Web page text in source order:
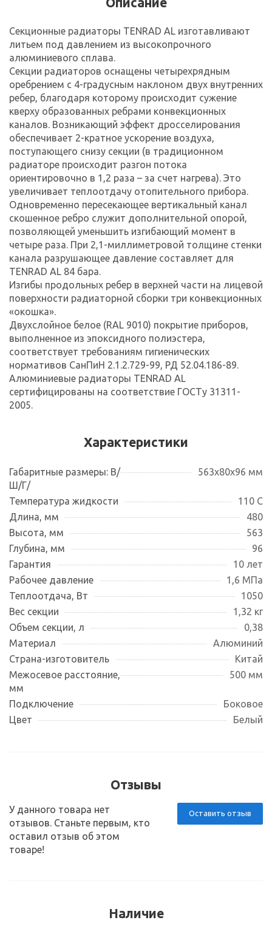
Секционные радиаторы TENRAD AL изготавливают
литьем под давлением из высокопрочного
алюминиевого сплава.
Секции радиаторов оснащены четырехрядным
оребрением c 4-градусным наклоном двух внутренних
ребер, благодаря которому происходит сужение
кверху образованных ребрами конвекционных
каналов. Возникающий эффект дросселирования
обеспечивает 2-кратное ускорение воздуха,
поступающего снизу секции (в традиционном
радиаторе происходит разгон потока
ориентировочно в 1,2 раза – за счет нагрева). Это
увеличивает теплоотдачу отопительного прибора.
Одновременно пересекающее вертикальный канал
скошенное ребро служит дополнительной опорой,
позволяющей уменьшить изгибающий момент в
четыре раза. При 2,1-миллиметровой толщине стенки
канала разрушающее давление составляет для
TENRAD AL 84 бара.
Изгибы продольных ребер в верхней части на лицевой
поверхности радиаторной сборки три конвекционных
«окошка».
Двухслойное белое (RAL 9010) покрытие приборов,
выполненное из эпоксидного полиэстера,
соответствует требованиям гигиенических
нормативов СанПиН 2.1.2.729-99, РД 52.04.186-89.
Алюминиевые радиаторы TENRAD AL
сертифицированы на соответствие ГОСТу 31311-
2005.
Характеристики
Габаритные размеры: В/
Ш/Г/
563x80x96 мм
Температура жидкости
110 С
Длина, мм
480
Высота, мм
563
Глубина, мм
96
Гарантия
10 лет
Рабочее давление
1,6 МПа
Теплоотдача, Вт
1050
Вес секции
1,32 кг
Объем секции, л
0,38
Материал
Алюминий
Страна-изготовитель
Китай
Межосевое расстояние,
мм
500 мм
Подключение
Боковое
Цвет
Белый
Отзывы
Оставить отзыв
У данного товара нет
отзывов. Станьте первым, кто
оставил отзыв об этом
товаре!
Наличие